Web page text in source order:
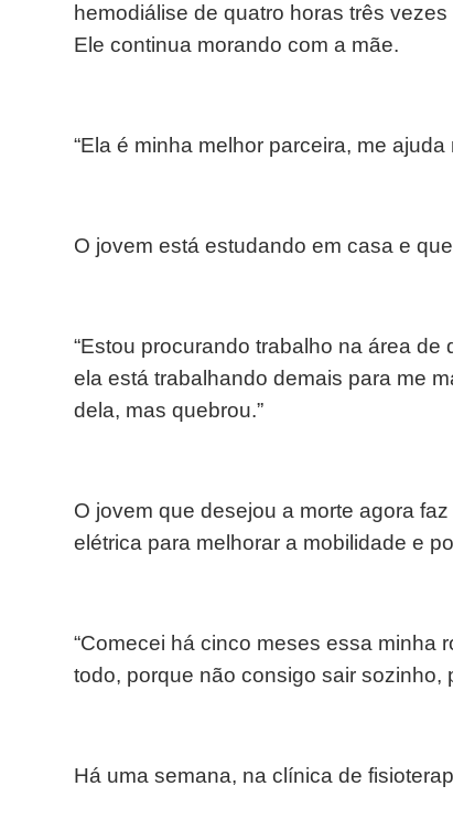
hemodiálise de quatro horas três
Ele continua morando com a mãe.
“Ela é minha melhor parceira, me ajuda
O jovem está estudando em casa e
“Estou procurando trabalho na área
ela está trabalhando demais para me
dela, mas quebrou.”
O jovem que desejou a morte agora
elétrica para melhorar a mobilidade e
“Comecei há cinco meses essa minha
todo, porque não consigo sair sozinho,
Há uma semana, na clínica de